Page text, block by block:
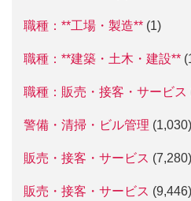
職種：**工場・製造** (1)
職種：**建築・土木・建設**
職種：販売・接客・サービス
警備・清掃・ビル管理 (1,030)
販売・接客・サービス (7,280)
販売・接客・サービス (9,446)